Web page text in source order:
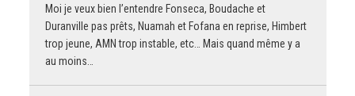
Moi je veux bien l’entendre Fonseca, Boudache et
Duranville pas prêts, Nuamah et Fofana en reprise, Himbert
trop jeune, AMN trop instable, etc… Mais quand même y a
au moins…